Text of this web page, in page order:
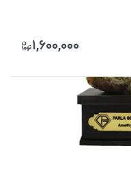
۱,۶۰۰,۰۰۰